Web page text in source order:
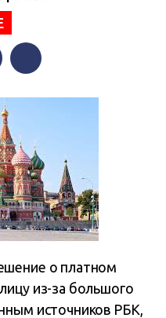
о платном
из-за большого
источников РБК,